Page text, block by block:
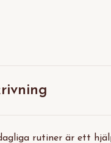
rutiner är ett